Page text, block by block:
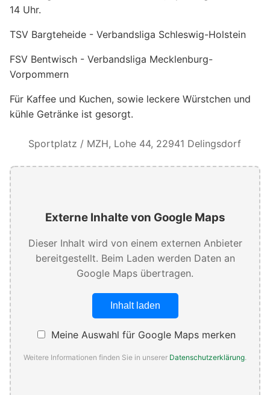
14 Uhr.
TSV Bargteheide - Verbandsliga Schleswig-Holstein
FSV Bentwisch - Verbandsliga Mecklenburg-
Vorpommern
Für Kaffee und Kuchen, sowie leckere Würstchen und
kühle Getränke ist gesorgt.
Sportplatz / MZH, Lohe 44, 22941 Delingsdorf
Externe Inhalte von Google Maps
Dieser Inhalt wird von einem externen Anbieter
bereitgestellt. Beim Laden werden Daten an
Google Maps übertragen.
Inhalt laden
Meine Auswahl für Google Maps merken
Weitere Informationen finden Sie in unserer Datenschutzerklärung.